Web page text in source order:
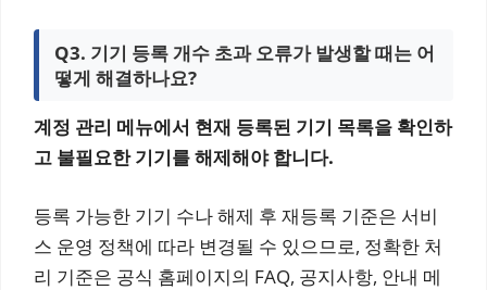
Q3. 기기 등록 개수 초과 오류가 발생할 때는 어
떻게 해결하나요?
계정 관리 메뉴에서 현재 등록된 기기 목록을 확인하
고 불필요한 기기를 해제해야 합니다.
등록 가능한 기기 수나 해제 후 재등록 기준은 서비
스 운영 정책에 따라 변경될 수 있으므로, 정확한 처
리 기준은 공식 홈페이지의 FAQ, 공지사항, 안내 메